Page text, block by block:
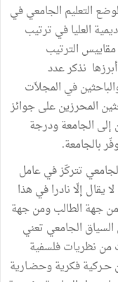
التعليم الجامعي في
العليا في ترتيب
الترتيب
نذكر عدد
في المجلاّت
المحرزين على جوائز
إلى الجامعة ودرجة
بالجامعة.
تتركّز في عامل
يقال إلّا نادرا في هذا
من جهة الطالب ومن جهة
السياق الجامعي تعني
من نظريات فلسفية
فكرية وحضـارية